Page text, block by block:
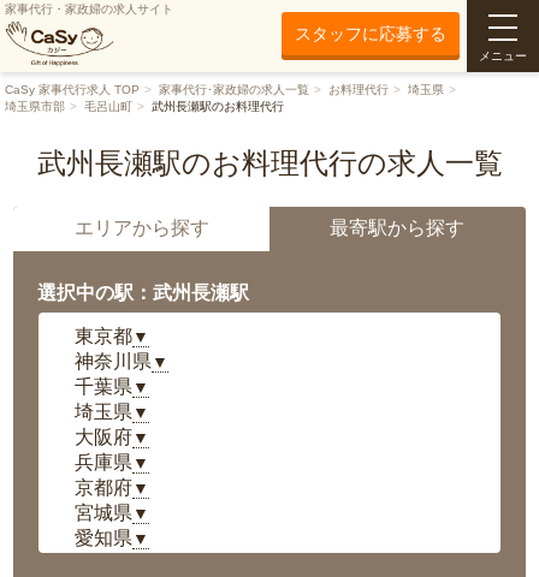
家事代行・家政婦の求人サイト
スタッフに応募する
メニュー
CaSy 家事代行求人 TOP 家事代行･家政婦の求人一覧 お料理代行
埼玉県
埼玉県市部
毛呂山町 武州長瀬駅のお料理代行
武州長瀬駅のお料理代行の求人一覧
エリアから探す 最寄駅から探す
選択中の駅：武州長瀬駅
東京都▼
神奈川県 ▼
千葉県 ▼
埼玉県 ▼
大阪府▼
兵庫県 ▼
京都府▼
宮城県 ▼
愛知県 ▼